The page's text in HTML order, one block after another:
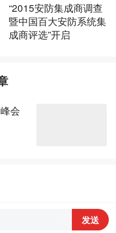
“2015安防集成商调查
暨中国百大安防系统集
成商评选”开启
会
发送